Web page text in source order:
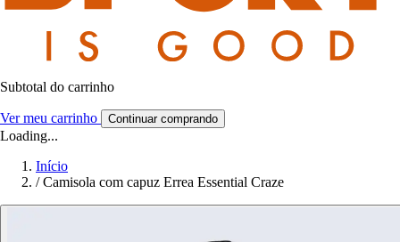
Subtotal do carrinho
Ver meu carrinho Continuar comprando
Loading...
Início
/ Camisola com capuz Errea Essential Craze